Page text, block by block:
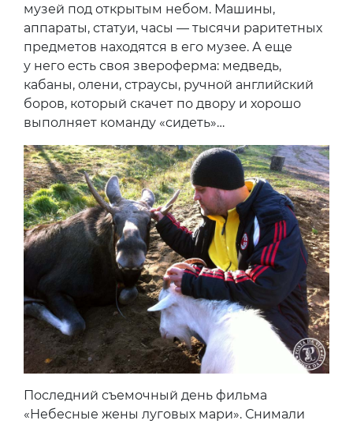
музей под открытым небом. Машины,
аппараты, статуи, часы — тысячи раритетных
предметов находятся в его музее. А еще
у него есть своя звероферма: медведь,
кабаны, олени, страусы, ручной английский
боров, который скачет по двору и хорошо
выполняет команду «сидеть»…
Последний съемочный день фильма
«Небесные жены луговых мари». Снимали